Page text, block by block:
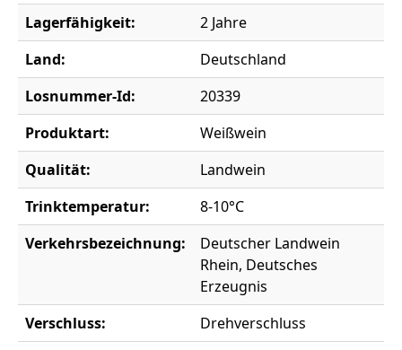
Lagerfähigkeit:
2 Jahre
Land:
Deutschland
Losnummer-Id:
20339
Produktart:
Weißwein
Qualität:
Landwein
Trinktemperatur:
8-10°C
Verkehrsbezeichnung:
Deutscher Landwein
Rhein, Deutsches
Erzeugnis
Verschluss:
Drehverschluss